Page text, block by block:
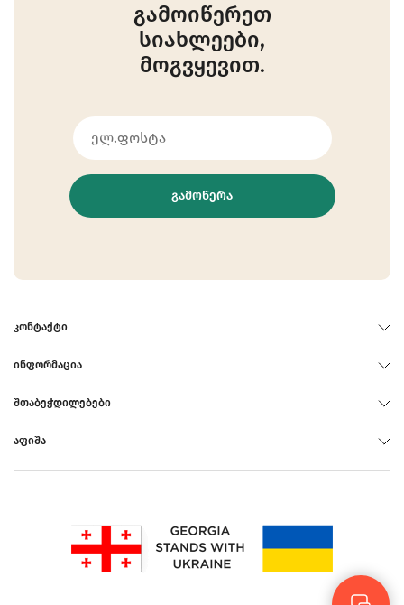
გამოიწერეთ
სიახლეები,
მოგვყევით.
ᲒᲐᲛᲝᲬᲔᲠᲐ
ᲙᲝᲜᲢᲐᲥᲢᲘ
ᲘᲜᲤᲝᲠᲛᲐᲪᲘᲐ
ᲨᲗᲐᲑᲔᲭᲓᲘᲚᲔᲑᲔᲑᲘ
ᲐᲤᲘᲨᲐ